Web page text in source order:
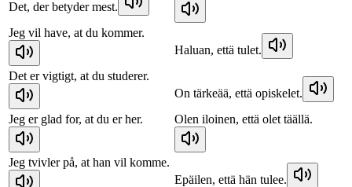
Det, der betyder mest.
Jeg vil have, at du kommer.
Haluan, että tulet.
Det er vigtigt, at du studerer.
On tärkeää, että opiskelet.
Jeg er glad for, at du er her.
Olen iloinen, että olet täällä.
Jeg tvivler på, at han vil komme.
Epäilen, että hän tulee.